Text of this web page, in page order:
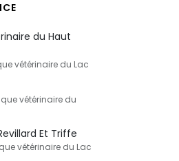
du Haut
vétérinaire du Lac
vétérinaire du
Et Triffe
vétérinaire du Lac